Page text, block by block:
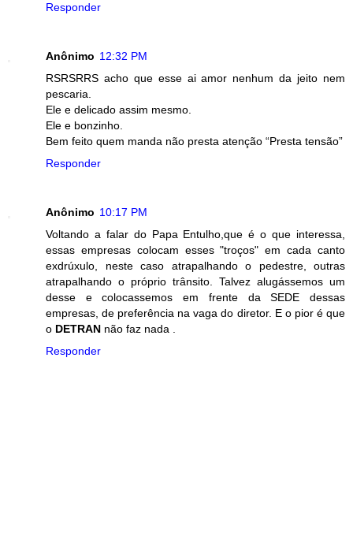
Responder
Anônimo 12:32 PM
RSRSRRS acho que esse ai amor nenhum da jeito nem
pescaria.
Ele e delicado assim mesmo.
Ele e bonzinho.
Bem feito quem manda não presta atenção “Presta tensão”
Responder
Anônimo 10:17 PM
Voltando a falar do Papa Entulho,que é o que interessa,
essas empresas colocam esses "troços" em cada canto
exdrúxulo, neste caso atrapalhando o pedestre, outras
atrapalhando o próprio trânsito. Talvez alugássemos um
desse e colocassemos em frente da SEDE dessas
empresas, de preferência na vaga do diretor. E o pior é que
o DETRAN não faz nada .
Responder